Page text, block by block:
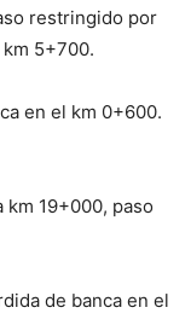
restringido por
5+700.
en el km 0+600.
km 19+000, paso
de banca en el